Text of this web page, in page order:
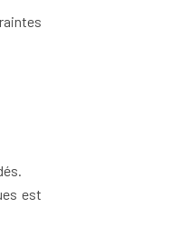
est